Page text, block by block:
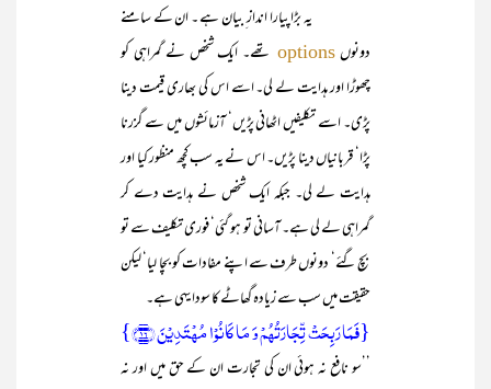
یہ بڑا پیارا انداز ِ بیان ہے ۔ ان کے سامنے
دونوں options تھے۔ ایک شخص نے گمراہی کو
چھوڑا اور ہدایت لے لی۔ اسے اس کی بھاری قیمت دینا
پڑی۔ اسے تکلیفیں اٹھانی پڑیں‘ آزمائشوں میں سے گزرنا
پڑا‘ قربانیاں دینا پڑیں۔ اس نے یہ سب کچھ منظور کیا اور
ہدایت لے لی۔ جبکہ ایک شخص نے ہدایت دے کر
گمراہی لے لی ہے۔ آسانی تو ہو گئی‘ فوری تکلیف سے تو
بچ گئے‘ دونوں طرف سے اپنے مفادات کو بچا لیا‘ لیکن
حقیقت میں سب سے زیادہ گھاٹے کا سودا یہی ہے۔
{فَمَا رَبِحَتۡ تِّجَارَتُہُمۡ وَ مَا کَانُوۡا مُہۡتَدِیۡنَ ﴿۱۶﴾}
’’سو نافع نہ ہوئی ان کی تجارت ان کے حق میں اور نہ